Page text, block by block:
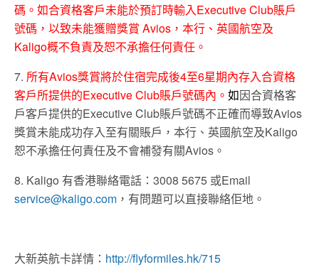
碼。如合資格客戶未能於預訂時輸入Executive Club賬戶
號碼，以致未能獲贈獎賞 Avios，本行、英國航空及
Kaligo概不負責及恕不承擔任何責任。
7. 所有Avios獎賞將於住宿完成後4至6星期內存入合資格
客戶所提供的Executive Club賬戶號碼內。 如因合資格客
戶客戶提供的Executive Club賬戶號碼不正確而導致Avios
獎賞未能成功存入至有關賬戶，本行、英國航空及Kaligo
恕不承擔任何責任及不會補發有關Avios。
8. Kaligo 有香港聯絡電話：3008 5675 或Email
service@kaligo.com ，有問題可以直接聯絡佢地。
大新英航卡詳情： http://flyformiles.hk/715